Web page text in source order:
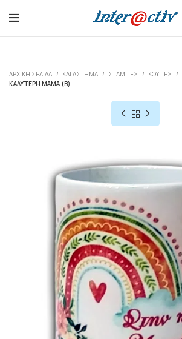
ΑΡΧΙΚΉ ΣΕΛΊΔΑ ΚΑΤΆΣΤΗΜΑ ΣΤΑΜΠΕΣ ΚΟΎΠΕΣ
ΚΑΛΎΤΕΡΗ ΜΑΜΆ (Β)